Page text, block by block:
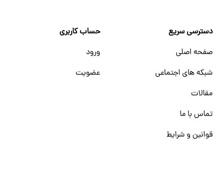
دسترسی سریع
صفحه اصلی
شبکه های اجتماعی
مقالات
تماس با ما
قوانین و شرایط
حساب کاربری
ورود
عضویت